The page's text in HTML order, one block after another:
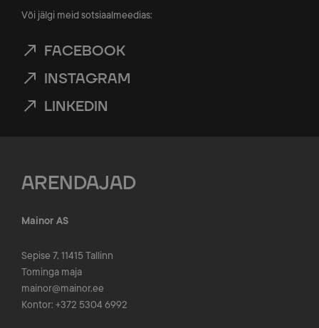
Või jälgi meid sotsiaalmeedias:
FACEBOOK
INSTAGRAM
LINKEDIN
ARENDAJAD
Mainor AS
Sepise 7, 11415 Tallinn
Tominga maja
mainor@mainor.ee
Kontor: +372 5304 6992